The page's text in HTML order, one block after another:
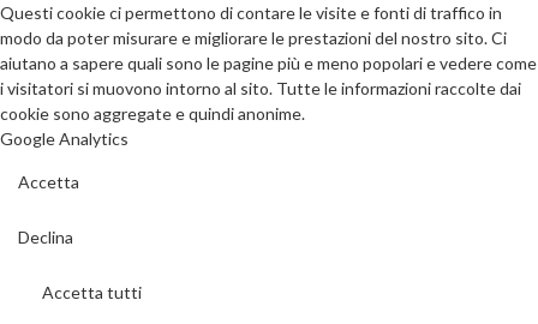
Questi cookie ci permettono di contare le visite e fonti di traffico in
modo da poter misurare e migliorare le prestazioni del nostro sito. Ci
aiutano a sapere quali sono le pagine più e meno popolari e vedere come
i visitatori si muovono intorno al sito. Tutte le informazioni raccolte dai
cookie sono aggregate e quindi anonime.
Google Analytics
Accetta
Declina
Accetta tutti